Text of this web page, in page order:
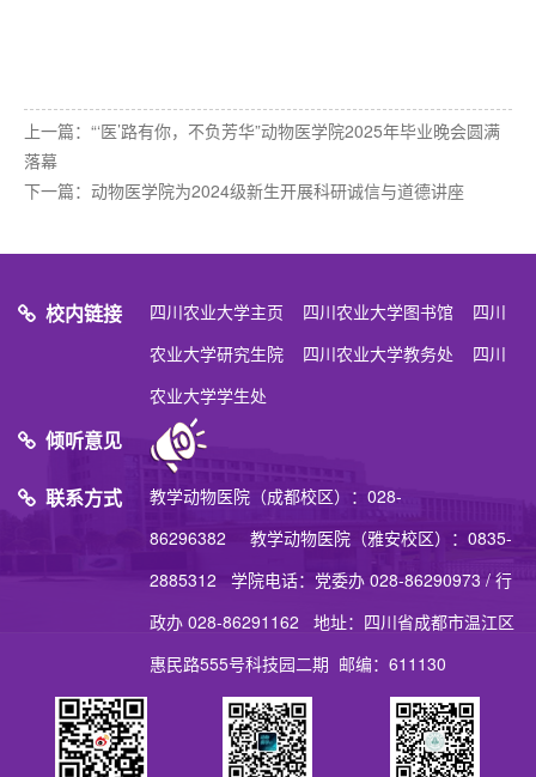
上一篇： “‘医’路有你，不负芳华”动物医学院2025年毕业晚会圆满
落幕
下一篇： 动物医学院为2024级新生开展科研诚信与道德讲座
校内链接 四川农业大学主页 四川农业大学图书馆
四川
农业大学研究生院
四川农业大学教务处
四川
农业大学学生处
倾听意见
联系方式
教学动物医院（成都校区）：028-
86296382 教学动物医院（雅安校区）：0835-
2885312 学院电话：党委办 028-86290973 / 行
政办 028-86291162 地址：四川省成都市温江区
惠民路555号科技园二期 邮编：611130